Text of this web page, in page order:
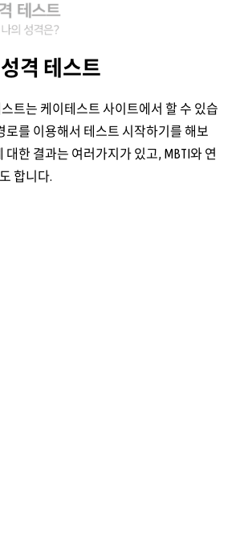
격 테스트
트는 케이테스트 사이트에서 할 수 있습
로를 이용해서 테스트 시작하기를 해보
대한 결과는 여러가지가 있고, MBTI와 연
합니다.